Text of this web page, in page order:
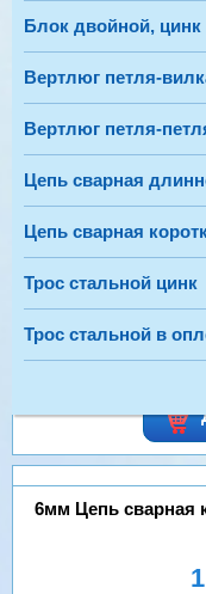
Блок двойной, цинк
Вертлюг петля-
Вертлюг петля-
Цепь сварная
Цепь сварная
Трос стальной цинк
Трос стальной в
-
-
6мм Цепь сварная